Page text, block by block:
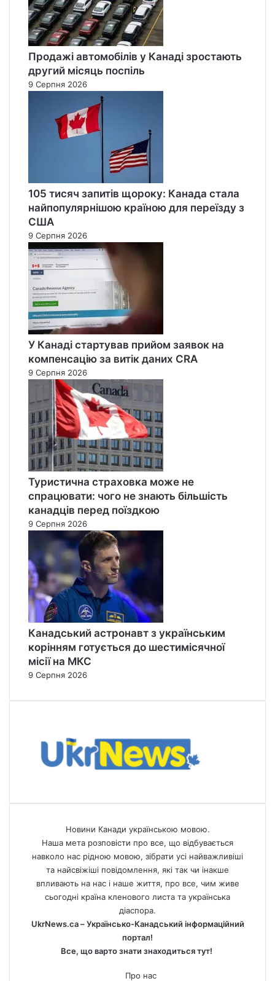
Продажі автомобілів у Канаді зростають
другий місяць поспіль
9 Серпня 2026
105 тисяч запитів щороку: Канада стала
найпопулярнішою країною для переїзду з
США
9 Серпня 2026
У Канаді стартував прийом заявок на
компенсацію за витік даних CRA
9 Серпня 2026
Туристична страховка може не
спрацювати: чого не знають більшість
канадців перед поїздкою
9 Серпня 2026
Канадський астронавт з українським
корінням готується до шестимісячної
місії на МКС
9 Серпня 2026
Новини Канади українською мовою.
Наша мета розповісти про все, що відбувається
навколо нас рідною мовою, зібрати усі найважливіші
та найсвіжіші повідомлення, які так чи інакше
впливають на нас і наше життя, про все, чим живе
сьогодні країна кленового листа та українська
діаспора.
UkrNews.ca – Українсько-Канадський інформаційний
портал!
Все, що варто знати знаходиться тут!
Про нас